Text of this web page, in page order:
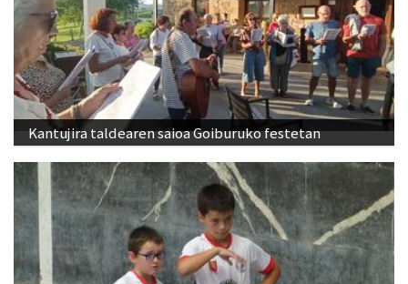
Kantujira taldearen saioa Goiburuko festetan